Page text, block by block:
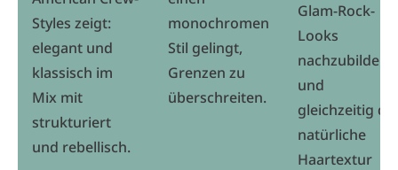
Styles zeigt:
elegant und
klassisch im
Mix mit
strukturiert
und rebellisch.
monochromen
Stil gelingt,
Grenzen zu
überschreiten.
Glam-Rock-
Looks
nachzubilden
und
gleichzeitig die
natürliche
Haartextur